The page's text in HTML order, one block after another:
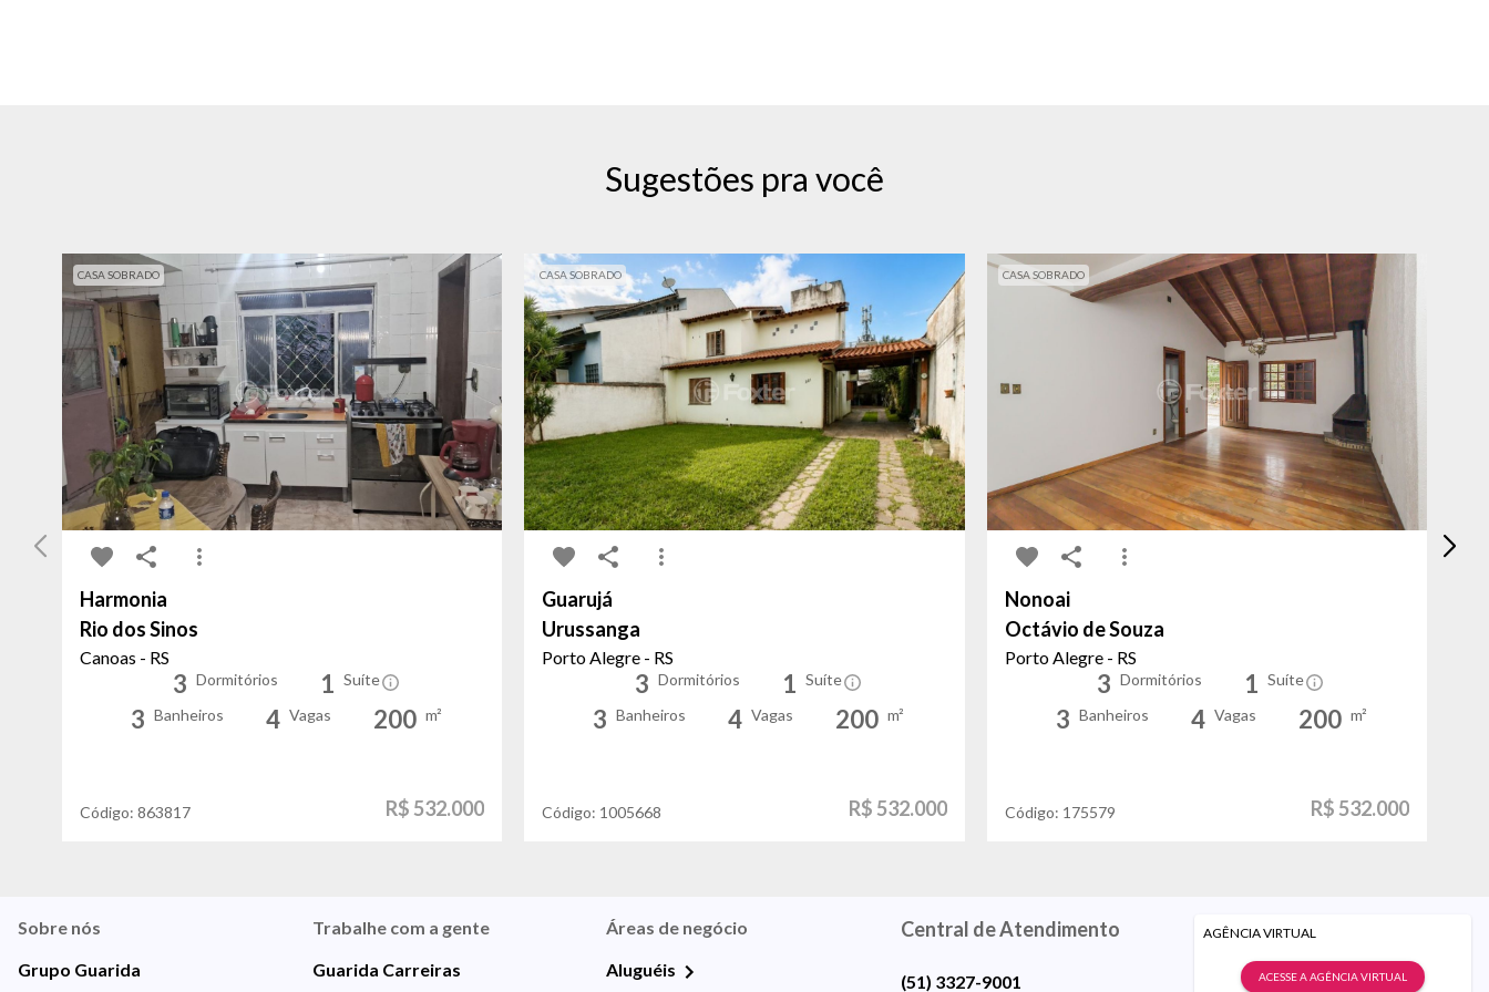
Sugestões pra você
CASA SOBRADO
Harmonia
Rio dos Sinos
Canoas - RS
3 Dormitórios 1 Suíte
3 Banheiros 4 Vagas 200 m²
Código: 863817 R$ 532.000
CASA SOBRADO
Guarujá
Urussanga
Porto Alegre - RS
3 Dormitórios 1 Suíte
3 Banheiros 4 Vagas 200 m²
Código: 1005668 R$ 532.000
CASA SOBRADO
Nonoai
Octávio de Souza
Porto Alegre - RS
3 Dormitórios 1 Suíte
3 Banheiros 4 Vagas 200 m²
Código: 175579 R$ 532.000
Sobre nós
Grupo Guarida
Trabalhe com a gente
Guarida Carreiras
Áreas de negócio
Aluguéis
Central de Atendimento
(51) 3327-9001
AGÊNCIA VIRTUAL
ACESSE A AGÊNCIA VIRTUAL